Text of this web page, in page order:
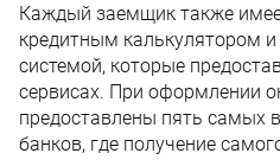
Каждый заемщик также
кредитным калькулятором
системой, которые
сервисах. При оформлении
предоставлены пять самых
банков, где получение